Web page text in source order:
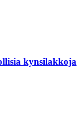
kynsilakkoja